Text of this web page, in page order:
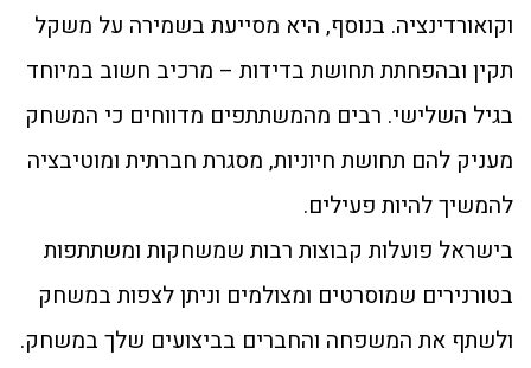
וקואורדינציה. בנוסף, היא מסייעת בשמירה על משקל
תקין ובהפחתת תחושת בדידות – מרכיב חשוב במיוחד
בגיל השלישי. רבים מהמשתתפים מדווחים כי המשחק
מעניק להם תחושת חיוניות, מסגרת חברתית ומוטיבציה
להמשיך להיות פעילים.
בישראל פועלות קבוצות רבות שמשחקות ומשתתפות
בטורנירים שמוסרטים ומצולמים וניתן לצפות במשחק
ולשתף את המשפחה והחברים בביצועים שלך במשחק.